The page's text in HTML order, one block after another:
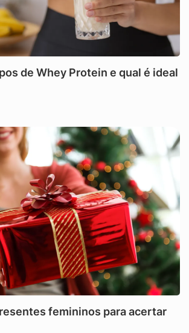
de Whey Protein e qual é ideal
femininos para acertar